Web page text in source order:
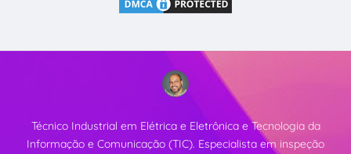
Técnico Industrial em Elétrica e Eletrônica e Tecnologia da
Informação e Comunicação (TIC). Especialista em inspeção